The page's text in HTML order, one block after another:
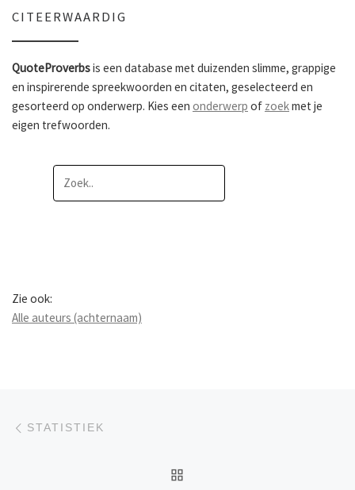
CITEERWAARDIG
QuoteProverbsis een database met duizenden slimme, grappige
en inspirerende spreekwoorden en citaten, geselecteerd en
gesorteerd op onderwerp. Kies een onderwerp of zoekmet je
eigen trefwoorden.
Zie ook:
Alle auteurs (achternaam)
Berichtnavigatie
STATISTIEK